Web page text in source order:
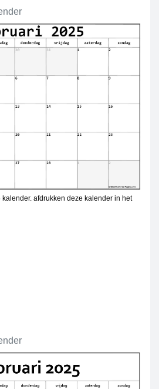
afdrukken deze kalender in het